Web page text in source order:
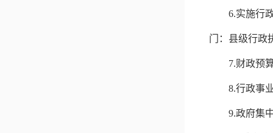
6.实施行
门：县级行政
7.财政预
8.行政事
9.政府集